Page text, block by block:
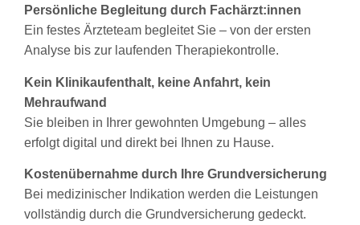
Persönliche Begleitung durch Fachärzt:innen
Ein festes Ärzteteam begleitet Sie – von der ersten
Analyse bis zur laufenden Therapiekontrolle.
Kein Klinikaufenthalt, keine Anfahrt, kein
Mehraufwand
Sie bleiben in Ihrer gewohnten Umgebung – alles
erfolgt digital und direkt bei Ihnen zu Hause.
Kostenübernahme durch Ihre Grundversicherung
Bei medizinischer Indikation werden die Leistungen
vollständig durch die Grundversicherung gedeckt.